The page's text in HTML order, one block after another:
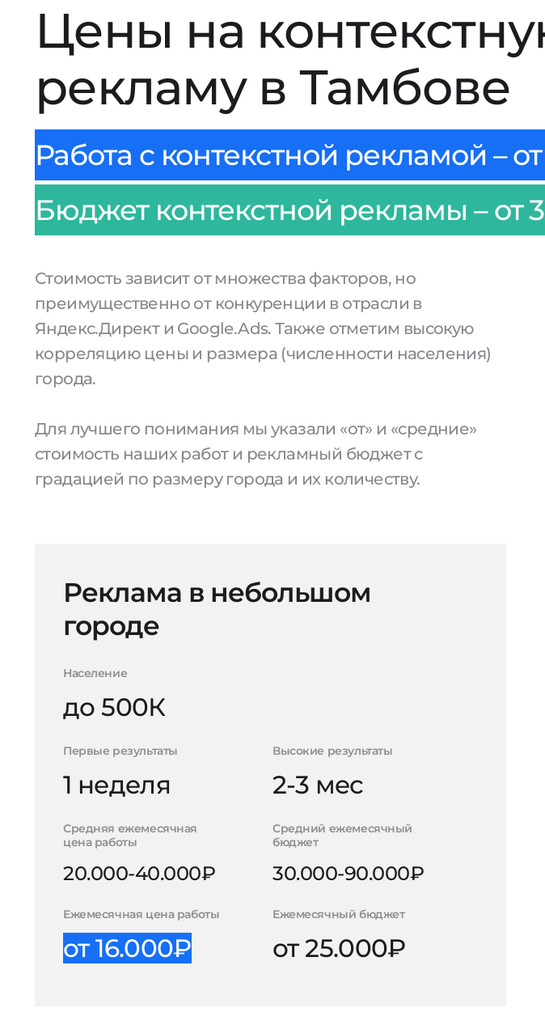
Цены на
рекламу в Тамбове
Работа с контекстной рекламой –
Бюджет контекстной рекламы – от
Стоимость зависит от множества факторов, но
преимущественно от конкуренции в отрасли в
Яндекс.Директ и Google.Ads. Также отметим высокую
корреляцию цены и размера (численности населения)
города.
Для лучшего понимания мы указали «от» и «средние»
стоимость наших работ и рекламный бюджет с
градацией по размеру города и их количеству.
Реклама в небольшом
городе
Население
до 500К
Первые результаты
1 неделя
Высокие результаты
2-3 мес
Средняя ежемесячная
цена работы
20.000-40.000₽
Средний ежемесячный
бюджет
30.000-90.000₽
Ежемесячная цена работы
от 16.000₽
Ежемесячный бюджет
от 25.000₽